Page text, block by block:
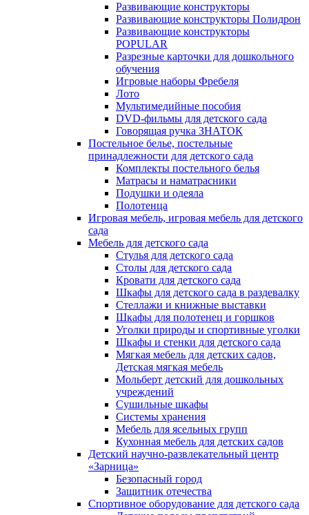
Развивающие конструкторы
Развивающие конструкторы Полидрон
Развивающие конструкторы
POPULAR
Разрезные карточки для дошкольного
обучения
Игровые наборы Фребеля
Лото
Мультимедийные пособия
DVD-фильмы для детского сада
Говорящая ручка ЗНАТОК
Постельное белье, постельные
принадлежности для детского сада
Комплекты постельного белья
Матрасы и наматрасники
Подушки и одеяла
Полотенца
Игровая мебель, игровая мебель для детского
сада
Мебель для детского сада
Стулья для детского сада
Столы для детского сада
Кровати для детского сада
Шкафы для детского сада в раздевалку
Стеллажи и книжные выставки
Шкафы для полотенец и горшков
Уголки природы и спортивные уголки
Шкафы и стенки для детского сада
Мягкая мебель для детских садов,
Детская мягкая мебель
Мольберт детский для дошкольных
учреждений
Сушильные шкафы
Системы хранения
Мебель для ясельных групп
Кухонная мебель для детских садов
Детский научно-развлекательный центр
«Зарница»
Безопасный город
Защитник отечества
Спортивное оборудование для детского сада